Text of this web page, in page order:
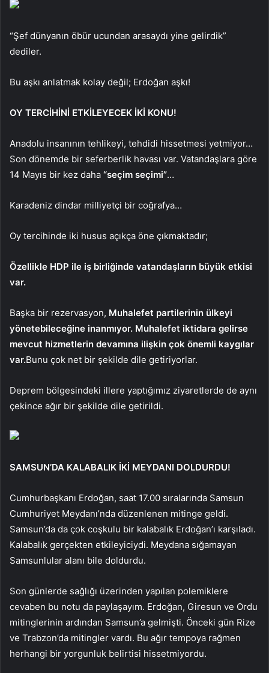
“Şef dünyanın öbür ucundan arasaydı yine gelirdik”
dediler.
Bu aşkı anlatmak kolay değil; Erdoğan aşkı!
OY TERCİHİNİ ETKİLEYECEK İKİ KONU!
Anadolu insanının tehlikeyi, tehdidi hissetmesi yetmiyor…
Son dönemde bir seferberlik havası var. Vatandaşlara göre
14 Mayıs bir kez daha “seçim seçimi”…
Karadeniz dindar milliyetçi bir coğrafya…
Oy tercihinde iki husus açıkça öne çıkmaktadır;
Özellikle HDP ile iş birliğinde vatandaşların büyük etkisi
var.
Başka bir rezervasyon, Muhalefet partilerinin ülkeyi
yönetebileceğine inanmıyor. Muhalefet iktidara gelirse
mevcut hizmetlerin devamına ilişkin çok önemli kaygılar
var.Bunu çok net bir şekilde dile getiriyorlar.
Deprem bölgesindeki illere yaptığımız ziyaretlerde de aynı
çekince ağır bir şekilde dile getirildi.
SAMSUN’DA KALABALIK İKİ MEYDANI DOLDURDU!
Cumhurbaşkanı Erdoğan, saat 17.00 sıralarında Samsun
Cumhuriyet Meydanı’nda düzenlenen mitinge geldi.
Samsun’da da çok coşkulu bir kalabalık Erdoğan’ı karşıladı.
Kalabalık gerçekten etkileyiciydi. Meydana sığamayan
Samsunlular alanı bile doldurdu.
Son günlerde sağlığı üzerinden yapılan polemiklere
cevaben bu notu da paylaşayım. Erdoğan, Giresun ve Ordu
mitinglerinin ardından Samsun’a gelmişti. Önceki gün Rize
ve Trabzon’da mitingler vardı. Bu ağır tempoya rağmen
herhangi bir yorgunluk belirtisi hissetmiyordu.